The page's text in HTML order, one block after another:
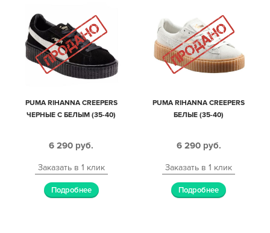
PUMA RIHANNA CREEPERS
ЧЕРНЫЕ С БЕЛЫМ (35-40)
6 290 руб.
Заказать в 1 клик
Подробнее
PUMA RIHANNA CREEPERS
БЕЛЫЕ (35-40)
6 290 руб.
Заказать в 1 клик
Подробнее